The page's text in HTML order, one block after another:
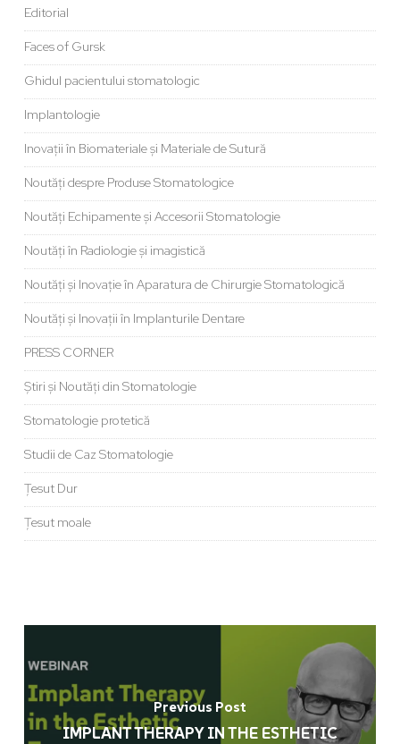
Editorial
Faces of Gursk
Ghidul pacientului stomatologic
Implantologie
Inovații în Biomateriale și Materiale de Sutură
Noutăți despre Produse Stomatologice
Noutăți Echipamente și Accesorii Stomatologie
Noutăți în Radiologie și imagistică
Noutăți și Inovație în Aparatura de Chirurgie Stomatologică
Noutăți și Inovații în Implanturile Dentare
PRESS CORNER
Știri și Noutăți din Stomatologie
Stomatologie protetică
Studii de Caz Stomatologie
Țesut Dur
Țesut moale
Previous Post
IMPLANT THERAPY IN THE ESTHETIC